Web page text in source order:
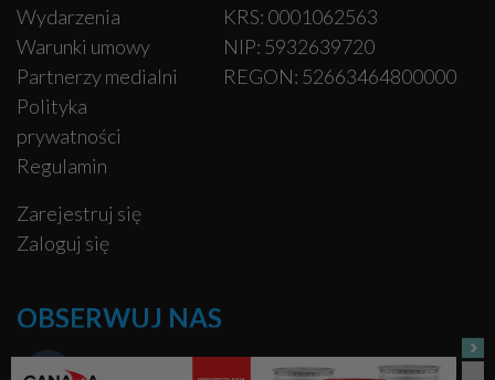
Wydarzenia
Warunki umowy
Partnerzy medialni
Polityka
prywatności
Regulamin
Zarejestruj się
Zaloguj się
KRS: 0001062563
NIP: 5932639720
REGON: 52663464800000
OBSERWUJ NAS
Facebook